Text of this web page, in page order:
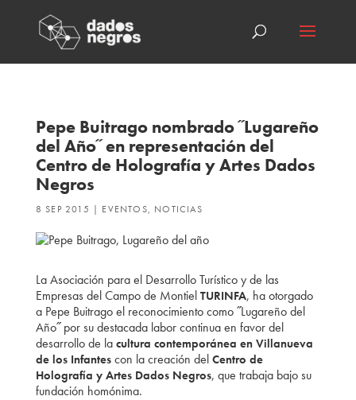
Pepe Buitrago nombrado ˝Lugareño
del Año˝ en representación del
Centro de Holografía y Artes Dados
Negros
8 SEP 2015 | EVENTOS, NOTICIAS
La Asociación para el Desarrollo Turístico y de las
Empresas del Campo de MontielTURINFA, ha otorgado
a Pepe Buitrago el reconocimiento como ˝Lugareño del
Año˝ por su destacada labor continua en favor del
desarrollo de la cultura contemporánea en Villanueva
de los Infantescon la creación del Centro de
Holografía y Artes Dados Negros, que trabaja bajo su
fundación homónima.